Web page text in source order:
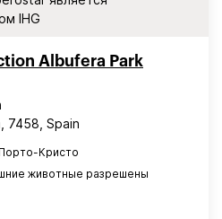
IHG
Albufera Park
7458, Spain
Кристо
животные разрешены